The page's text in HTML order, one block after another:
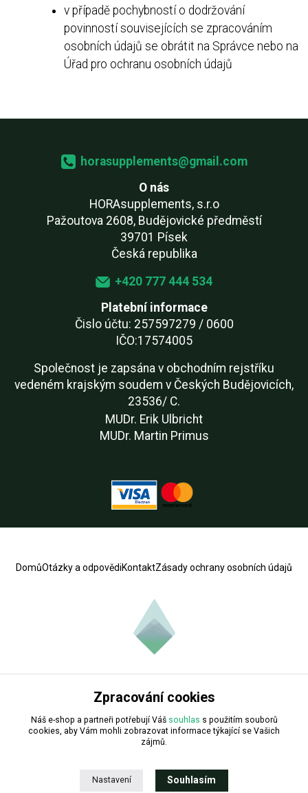
v případě pochybností o dodržování
povinností souvisejících se zpracováním
osobních údajů se obrátit na Správce nebo na
Úřad pro ochranu osobních údajů
horasupplements@gmail.com
O nás
HORAsupplements, s.r.o
Pažoutova 2608, Budějovické předměstí
39701 Písek
Česká republika
+420 777 444 534
Platební informace
Čislo účtu: 257597279 / 0600
IČO:17574005
Společnost je zapsána v obchodním rejstříku
vedeném krajským soudem v Českých Budějovicích,
23536/ C.
MUDr. Erik Ulbricht
MUDr. Martin Primus
DomůOtázky a odpovědiKontaktZásady ochrany osobních údajů
Copyright © 2024.
Zpracování cookies
Náš e-shop a partneři potřebují Váš souhlas s použitím souborů
cookies, aby Vám mohli zobrazovat informace týkající se Vašich
zájmů.
Nastavení Souhlasím